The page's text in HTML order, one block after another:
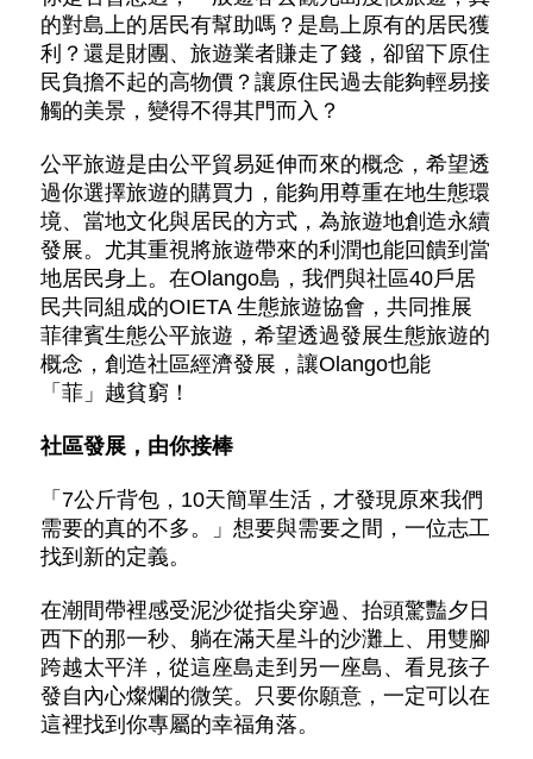
的對島上的居民有幫助嗎？是島上原有的居民獲
利？還是財團、旅遊業者賺走了錢，卻留下原住
民負擔不起的高物價？讓原住民過去能夠輕易接
觸的美景，變得不得其門而入？
公平旅遊是由公平貿易延伸而來的概念，希望透
過你選擇旅遊的購買力，能夠用尊重在地生態環
境、當地文化與居民的方式，為旅遊地創造永續
發展。尤其重視將旅遊帶來的利潤也能回饋到當
地居民身上。在Olango島，我們與社區40戶居
民共同組成的OIETA 生態旅遊協會，共同推展
菲律賓生態公平旅遊，希望透過發展生態旅遊的
概念，創造社區經濟發展，讓Olango也能
「菲」越貧窮！
社區發展，由你接棒
「7公斤背包，10天簡單生活，才發現原來我們
需要的真的不多。」想要與需要之間，一位志工
找到新的定義。
在潮間帶裡感受泥沙從指尖穿過、抬頭驚豔夕日
西下的那一秒、躺在滿天星斗的沙灘上、用雙腳
跨越太平洋，從這座島走到另一座島、看見孩子
發自內心燦爛的微笑。只要你願意，一定可以在
這裡找到你專屬的幸福角落。